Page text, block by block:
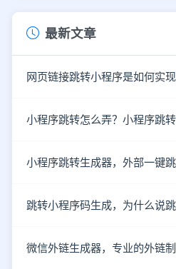
最新文章
网页链接跳转小程序是如何实现
小程序跳转怎么弄？小程序跳
小程序跳转生成器，外部一键
跳转小程序码生成，为什么说
微信外链生成器，专业的外链